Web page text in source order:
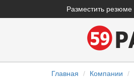
Разместить резюме
Главная Компании